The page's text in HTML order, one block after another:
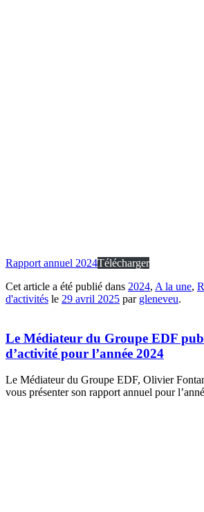
Rapport annuel 2024Télécharger
Cet article a été publié dans 2024, A la une,
d'activités le 29 avril 2025 par gleneveu.
Le Médiateur du Groupe EDF
d’activité pour l’année 2024
Le Médiateur du Groupe EDF, Olivier
vous présenter son rapport annuel pour